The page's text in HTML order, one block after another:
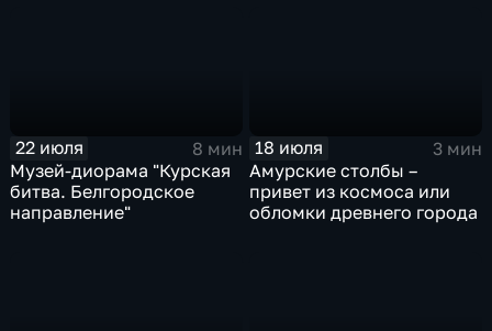
22 июля
8 мин
Музей-диорама "Курская
битва. Белгородское
направление"
18 июля
3 мин
Амурские столбы –
привет из космоса или
обломки древнего города